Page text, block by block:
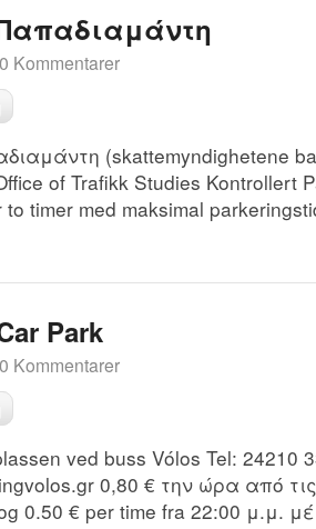
0 Kommentarer
(skattemyndighetene
of Trafikk Studies Kontrollert
timer med maksimal
Park
0 Kommentarer
ved buss Vólos Tel: 24210
0,80 € την ώρα από
0.50 € per time fra 22:00 μ.μ.